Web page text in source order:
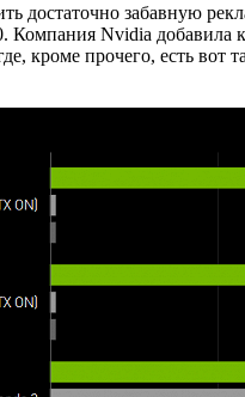
достаточно забавную
Nvidia добавила
кроме прочего, есть вот